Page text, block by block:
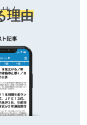
ん
理由